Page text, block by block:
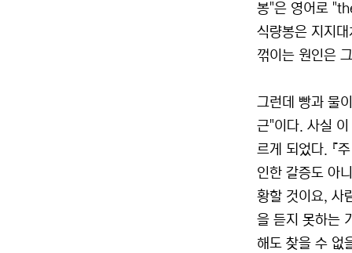
봉"은 영어로
식량봉은 지지
꺾이는 원인은
그런데 빵과 물
근"이다. 사실
르게 되었다. 『
인한 갈증도 아
황할 것이요, 사
을 듣지 못하는
해도 찾을 수 없